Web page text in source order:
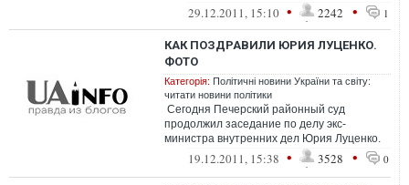
альтернативное поздравление с...
29.12.2011, 15:10 • 2242 • 1
КАК ПОЗДРАВИЛИ ЮРИЯ ЛУЦЕНКО.
ФОТО
Категорія: Політичні новини України та світу:
читати новини політики
Cегодня Печерский районный суд
продолжил заседание по делу экс-
министра внутренних дел Юрия Луценко.
Под стенами суда собрались сторонники
19.12.2011, 15:38 • 3528 • 0